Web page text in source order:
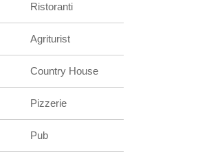
Ristoranti
Agriturist
Country House
Pizzerie
Pub